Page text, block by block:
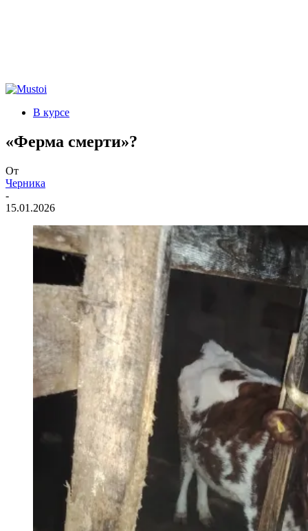
В курсе
«Ферма смерти»?
От
Черника
-
15.01.2026